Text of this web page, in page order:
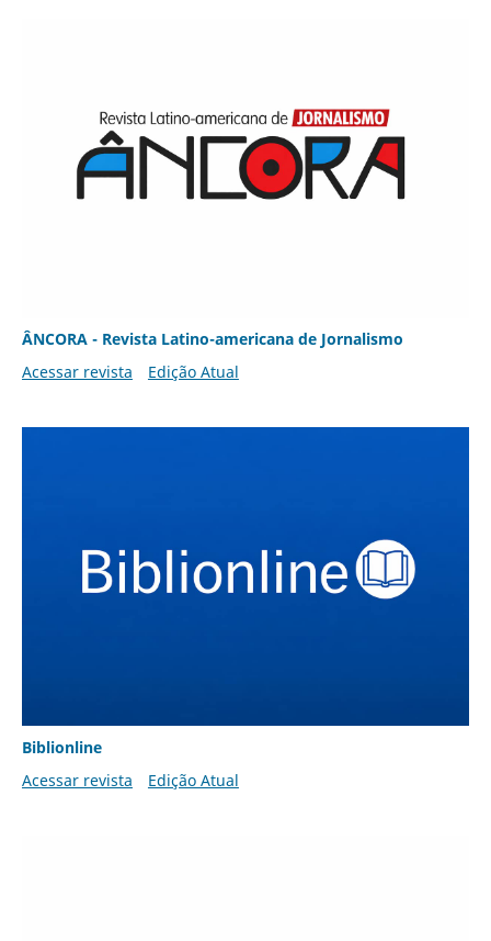
ÂNCORA - Revista Latino-americana de Jornalismo
Acessar revista
Edição Atual
Biblionline
Acessar revista
Edição Atual